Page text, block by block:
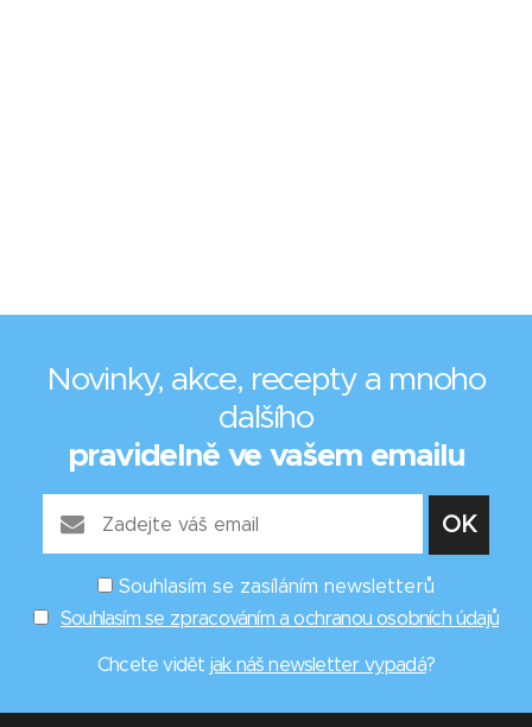
Novinky, akce, recepty a mnoho
dalšího
pravidelně ve vašem emailu
Souhlasím se zasíláním newsletterů
Souhlasím se zpracováním a ochranou osobních údajů
Chcete vidět jak náš newsletter vypadá?